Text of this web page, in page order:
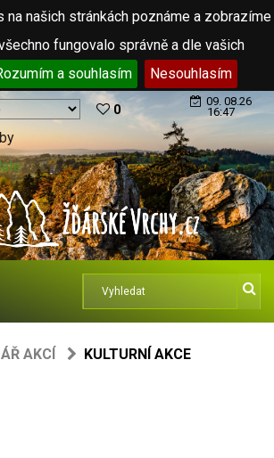
našich stránkách poznáme a zobrazíme
fungovalo správně a dle vašich
a souhlasím Nesouhlasím
0
09. 08.26
16:47
AKCÍ KULTURNÍ AKCE